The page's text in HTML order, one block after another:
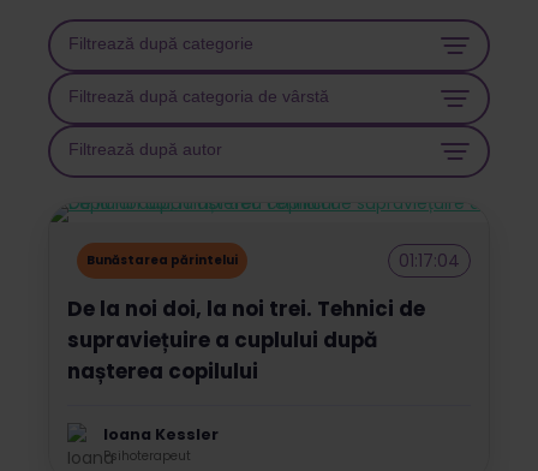
Filtrează după categorie
Filtrează după categoria de vârstă
Filtrează după autor
Bunăstarea părintelui 01:17:04
De la noi doi, la noi trei. Tehnici de
supraviețuire a cuplului după
nașterea copilului
Ioana Kessler
Psihoterapeut